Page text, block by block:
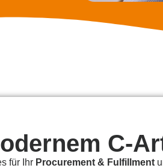
C-
für Ihr Procurement & Fulfillment